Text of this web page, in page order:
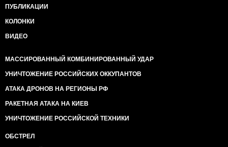
ПУБЛИКАЦИИ
КОЛОНКИ
ВИДЕО
МАССИРОВАННЫЙ КОМБИНИРОВАННЫЙ УДАР
УНИЧТОЖЕНИЕ РОССИЙСКИХ ОККУПАНТОВ
АТАКА ДРОНОВ НА РЕГИОНЫ РФ
РАКЕТНАЯ АТАКА НА КИЕВ
УНИЧТОЖЕНИЕ РОССИЙСКОЙ ТЕХНИКИ
ОБСТРЕЛ